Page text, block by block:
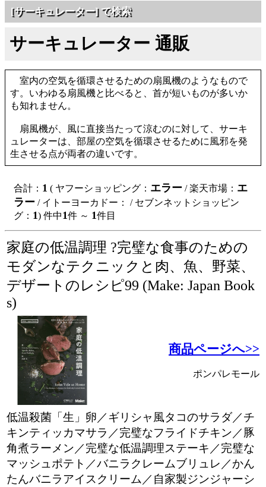
[サーキュレーター] で検索
サーキュレーター 通販
室内の空気を循環させるための扇風機のようなもので
す。いわゆる扇風機と比べると、首が短いものが多いか
も知れません。
扇風機が、風に直接当たって涼むのに対して、サーキ
ュレーターは、部屋の空気を循環させるために風邪を発
生させる点が両者の違いです。
合計： 1 ( ヤフーショッピング： エラー / 楽天市場： エ
ラー / イトーヨーカドー：
/ セブンネットショッピン
グ： 1) 件中1件 ～ 1件目
家庭の低温調理 ?完璧な食事のための
モダンなテクニックと肉、魚、野菜、
デザートのレシピ99 (Make: Japan Book
s)
商品ページへ>>
ポンパレモール
低温殺菌「生」卵／ギリシャ風タコのサラダ／チ
キンティッカマサラ／完璧なフライドチキン／豚
角煮ラーメン／完璧な低温調理ステーキ／完璧な
マッシュポテト／バニラクレームブリュレ／かん
たんバニラアイスクリーム／自家製ジンジャーシ